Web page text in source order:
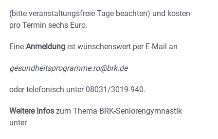
(bitte veranstaltungsfreie Tage beachten) und kosten
pro Termin sechs Euro.
Eine Anmeldung ist wünschenswert per E-Mail an
gesundheitsprogramme.ro@brk.de
oder telefonisch unter 08031/3019-940.
Weitere Infos zum Thema BRK-Seniorengymnastik
unter